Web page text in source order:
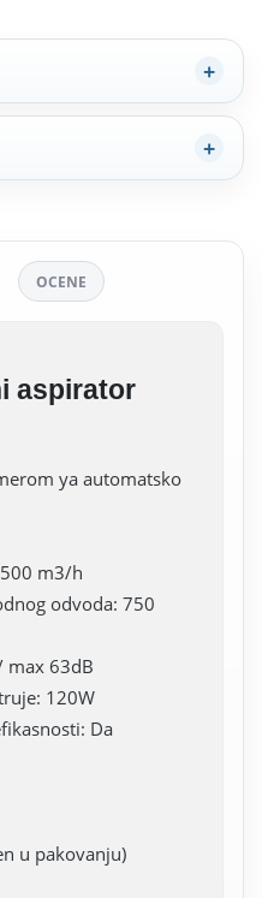
OCENE
aspirator
ya automatsko
m3/h
odvoda: 750
max 63dB
120W
Da
u pakovanju)